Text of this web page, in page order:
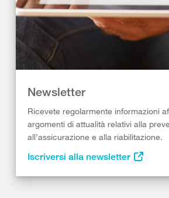
Newsletter
Ricevete regolarmente informazioni
argomenti di attualità relativi alla
all’assicurazione e alla riabilitazione.
Iscriversi alla newsletter